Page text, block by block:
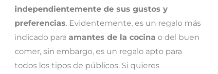
independientemente de sus gustos y
preferencias. Evidentemente, es un regalo más
indicado para amantes de la cocina o del buen
comer, sin embargo, es un regalo apto para
todos los tipos de públicos. Si quieres